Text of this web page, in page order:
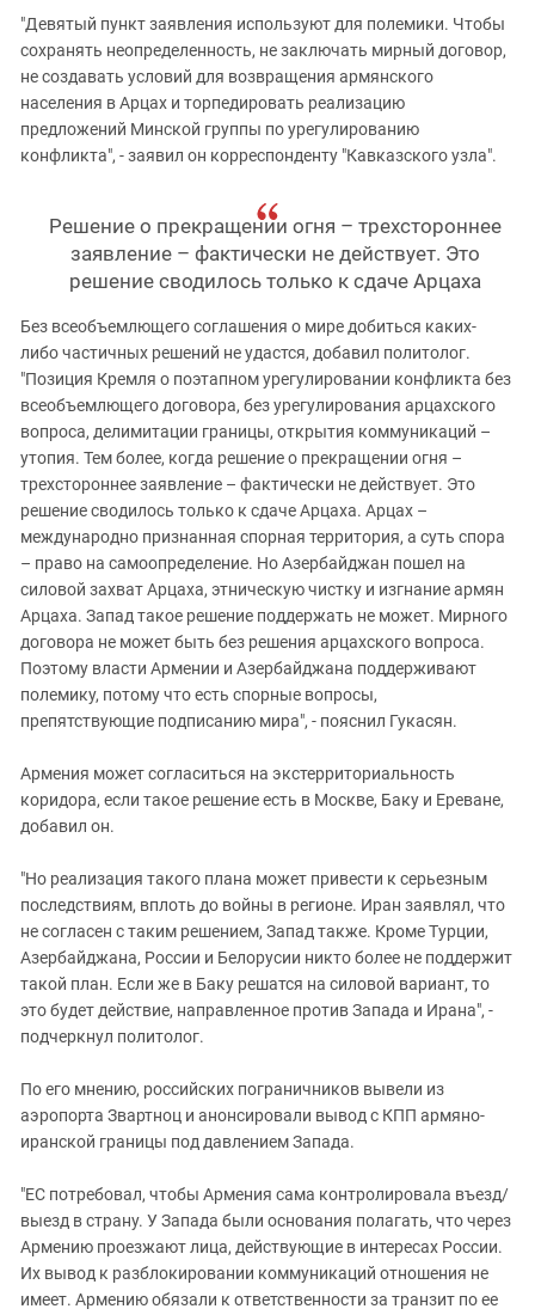
"Девятый пункт заявления используют для полемики. Чтобы
сохранять неопределенность, не заключать мирный договор,
не создавать условий для возвращения армянского
населения в Арцах и торпедировать реализацию
предложений Минской группы по урегулированию
конфликта", - заявил он корреспонденту "Кавказского узла".
Решение о прекращении огня – трехстороннее
заявление – фактически не действует. Это
решение сводилось только к сдаче Арцаха
Без всеобъемлющего соглашения о мире добиться каких-
либо частичных решений не удастся, добавил политолог.
"Позиция Кремля о поэтапном урегулировании конфликта без
всеобъемлющего договора, без урегулирования арцахского
вопроса, делимитации границы, открытия коммуникаций –
утопия. Тем более, когда решение о прекращении огня –
трехстороннее заявление – фактически не действует. Это
решение сводилось только к сдаче Арцаха. Арцах –
международно признанная спорная территория, а суть спора
– право на самоопределение. Но Азербайджан пошел на
силовой захват Арцаха, этническую чистку и изгнание армян
Арцаха. Запад такое решение поддержать не может. Мирного
договора не может быть без решения арцахского вопроса.
Поэтому власти Армении и Азербайджана поддерживают
полемику, потому что есть спорные вопросы,
препятствующие подписанию мира", - пояснил Гукасян.
Армения может согласиться на экстерриториальность
коридора, если такое решение есть в Москве, Баку и Ереване,
добавил он.
"Но реализация такого плана может привести к серьезным
последствиям, вплоть до войны в регионе. Иран заявлял, что
не согласен с таким решением, Запад также. Кроме Турции,
Азербайджана, России и Белорусии никто более не поддержит
такой план. Если же в Баку решатся на силовой вариант, то
это будет действие, направленное против Запада и Ирана", -
подчеркнул политолог.
По его мнению, российских пограничников вывели из
аэропорта Звартноц и анонсировали вывод с КПП армяно-
иранской границы под давлением Запада.
"ЕС потребовал, чтобы Армения сама контролировала въезд/
выезд в страну. У Запада были основания полагать, что через
Армению проезжают лица, действующие в интересах России.
Их вывод к разблокировании коммуникаций отношения не
имеет. Армению обязали к ответственности за транзит по ее